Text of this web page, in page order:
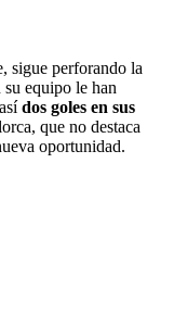
sigue perforando la
equipo le han
dos goles en sus
que no destaca
oportunidad.